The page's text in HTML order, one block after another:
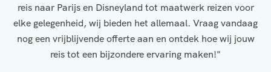
reis naar Parijs en Disneyland tot maatwerk reizen voor
elke gelegenheid, wij bieden het allemaal. Vraag vandaag
nog een vrijblijvende offerte aan en ontdek hoe wij jouw
reis tot een bijzondere ervaring maken!"